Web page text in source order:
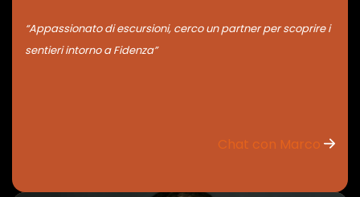
“Appassionato di escursioni, cerco un partner per scoprire i
sentieri intorno a Fidenza”
Chat con Marco